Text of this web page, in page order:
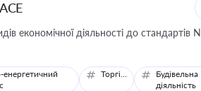
економічної діяльності до стандартів
Торгівля
Будівельна
діяльність